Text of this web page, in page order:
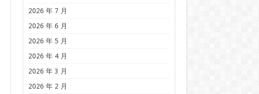
2026 年 7 月
2026 年 6 月
2026 年 5 月
2026 年 4 月
2026 年 3 月
2026 年 2 月